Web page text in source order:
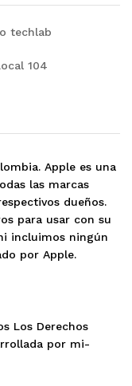
104
Apple es una
las marcas
dueños.
para usar con su
incluimos ningún
por Apple.
Los Derechos
por mi-